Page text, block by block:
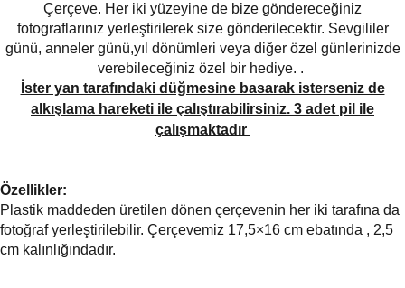
Çerçeve. Her iki yüzeyine de bize göndereceğiniz
fotograflarınız yerleştirilerek size gönderilecektir. Sevgililer
günü, anneler günü,yıl dönümleri veya diğer özel günlerinizde
verebileceğiniz özel bir hediye. .
İster yan tarafındaki düğmesine basarak isterseniz de
alkışlama hareketi ile çalıştırabilirsiniz. 3 adet pil ile
çalışmaktadır
Özellikler:
Plastik maddeden üretilen dönen çerçevenin her iki tarafına da
fotoğraf yerleştirilebilir. Çerçevemiz 17,5×16 cm ebatında , 2,5
cm kalınlığındadır.